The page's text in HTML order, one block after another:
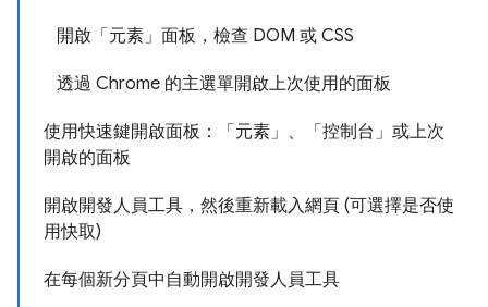
開啟「元素」面板，檢查 DOM 或 CSS
透過 Chrome 的主選單開啟上次使用的面板
使用快速鍵開啟面板：「元素」、「控制台」或上次
開啟的面板
開啟開發人員工具，然後重新載入網頁 (可選擇是否使
用快取)
在每個新分頁中自動開啟開發人員工具